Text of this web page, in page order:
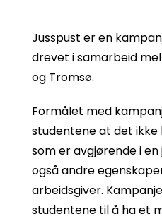
Jusspust er en
drevet i samarbeid
og Tromsø.
Formålet med
studentene at det
som er avgjørende i
også andre
arbeidsgiver.
studentene til å ha et